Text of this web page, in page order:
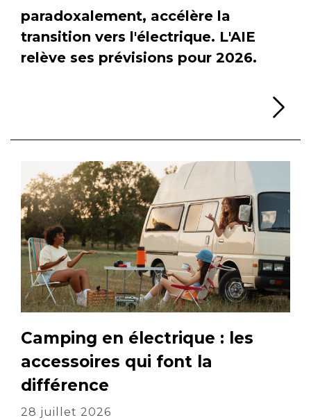
paradoxalement, accélère la
transition vers l'électrique. L'AIE
relève ses prévisions pour 2026.
Camping en électrique : les
accessoires qui font la
différence
28 juillet 2026